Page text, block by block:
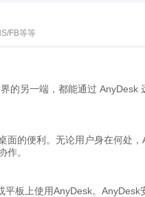
FB等等
的另一端，都能通过 AnyDesk
面的便利。无论用户身在何处，
作。
板上使用AnyDesk。AnyDesk